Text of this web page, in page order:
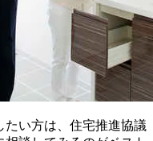
たい方は、住宅推進協議